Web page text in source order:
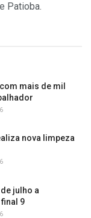
Patioba.
mais de mil
nova limpeza
julho a
9